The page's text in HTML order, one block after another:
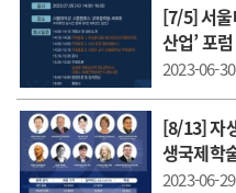
[7/5] 서울
산업’ 포럼
2023-06-30
[8/13] 자
생국제학
2023-06-29